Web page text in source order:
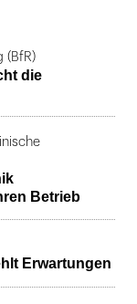
(BfR)
die
Betrieb
Erwartungen